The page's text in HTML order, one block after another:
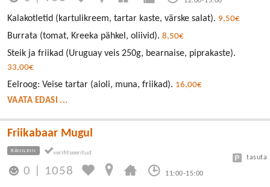
Kalakotletid (kartulikreem, tartar kaste, värske salat). 9,50€
Burrata (tomat, Kreeka pähkel, oliivid). 8,50€
Steik ja friikad (Uruguay veis 250g, bearnaise, piprakaste).
33,00€
Eelroog: Veise tartar (aioli, muna, friikad). 16,00€
VAATA EDASI ...
Friikabaar Mugul
RÄNILINN
0 1058 11:00-15:00
tasuta